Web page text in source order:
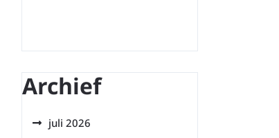
Archief
juli 2026